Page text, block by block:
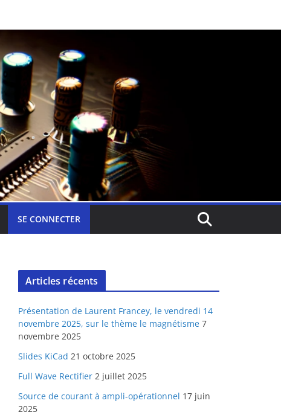
SE CONNECTER
Articles récents
Présentation de Laurent Francey, le vendredi 14
novembre 2025, sur le thème le magnétisme 7
novembre 2025
Slides KiCad 21 octobre 2025
Full Wave Rectifier 2 juillet 2025
Source de courant à ampli-opérationnel 17 juin
2025